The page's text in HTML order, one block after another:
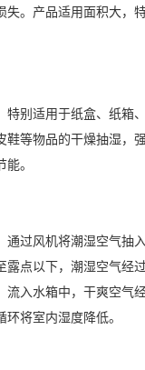
失。产品适用面积大，
别适用于纸盒、纸箱
鞋等物品的干燥抽湿，
。
通过风机将潮湿空气抽
露点以下，潮湿空气经
流入水箱中，干爽空气
将室内湿度降低。